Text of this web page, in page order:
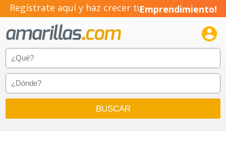
Regístrate aquí y haz crecer tuEmprendimiento!
